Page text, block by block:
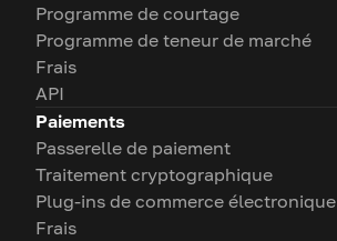
Programme de courtage
Programme de teneur de marché
Frais
API
Paiements
Passerelle de paiement
Traitement cryptographique
Plug-ins de commerce électronique
Frais